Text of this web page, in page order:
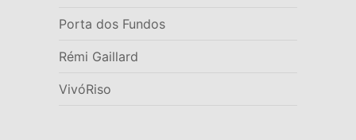
Porta dos Fundos
Rémi Gaillard
VivóRiso